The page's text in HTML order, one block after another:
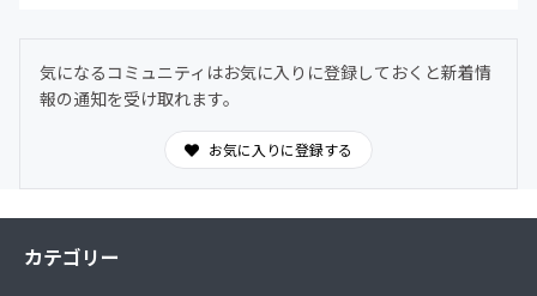
気になるコミュニティはお気に入りに登録しておくと新着情
報の通知を受け取れます。
お気に入りに登録する
カテゴリー